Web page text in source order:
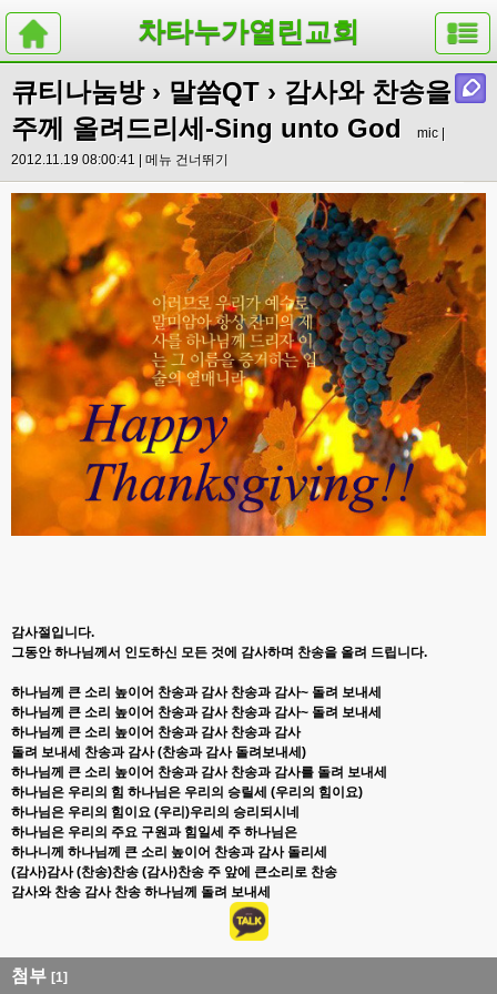
차타누가열린교회
큐티나눔방› 말씀QT › 감사와 찬송을
주께 올려드리세-Sing unto God
mic |
2012.11.19 08:00:41 | 메뉴 건너뛰기
감사절입니다.
그동안 하나님께서 인도하신 모든 것에 감사하며 찬송을 올려 드립니다.
하나님께 큰 소리 높이어 찬송과 감사 찬송과 감사~ 돌려 보내세
하나님께 큰 소리 높이어 찬송과 감사 찬송과 감사~ 돌려 보내세
하나님께 큰 소리 높이어 찬송과 감사 찬송과 감사
돌려 보내세 찬송과 감사 (찬송과 감사 돌려보내세)
하나님께 큰 소리 높이어 찬송과 감사 찬송과 감사를 돌려 보내세
하나님은 우리의 힘 하나님은 우리의 승릴세 (우리의 힘이요)
하나님은 우리의 힘이요 (우리)우리의 승리되시네
하나님은 우리의 주요 구원과 힘일세 주 하나님은
하나니께 하나님께 큰 소리 높이어 찬송과 감사 돌리세
(감사)감사 (찬송)찬송 (감사)찬송 주 앞에 큰소리로 찬송
감사와 찬송 감사 찬송 하나님께 돌려 보내세
첨부 [1]